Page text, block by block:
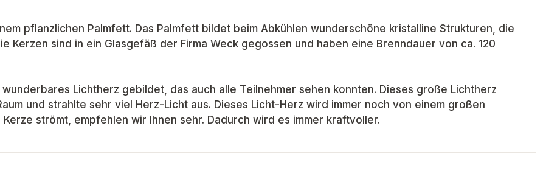
pflanzlichen Palmfett. Das Palmfett bildet beim Abkühlen wunderschöne kristalline Strukturen, die
Kerzen sind in ein Glasgefäß der Firma Weck gegossen und haben eine Brenndauer von ca. 120
Lichtherz gebildet, das auch alle Teilnehmer sehen konnten. Dieses große Lichtherz
und strahlte sehr viel Herz-Licht aus. Dieses Licht-Herz wird immer noch von einem großen
strömt, empfehlen wir Ihnen sehr. Dadurch wird es immer kraftvoller.